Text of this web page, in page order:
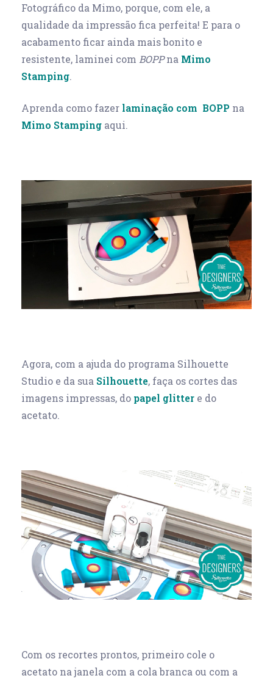
Fotográfico da Mimo, porque, com ele, a
qualidade da impressão fica perfeita! E para o
acabamento ficar ainda mais bonito e
resistente, laminei com BOPPna Mimo
Stamping.
Aprenda como fazer laminação com BOPP na
Mimo Stamping aqui.
Agora, com a ajuda do programa Silhouette
Studio e da sua Silhouette, faça os cortes das
imagens impressas, do papel glitter e do
acetato.
Com os recortes prontos, primeiro cole o
acetato na janela com a cola branca ou com a